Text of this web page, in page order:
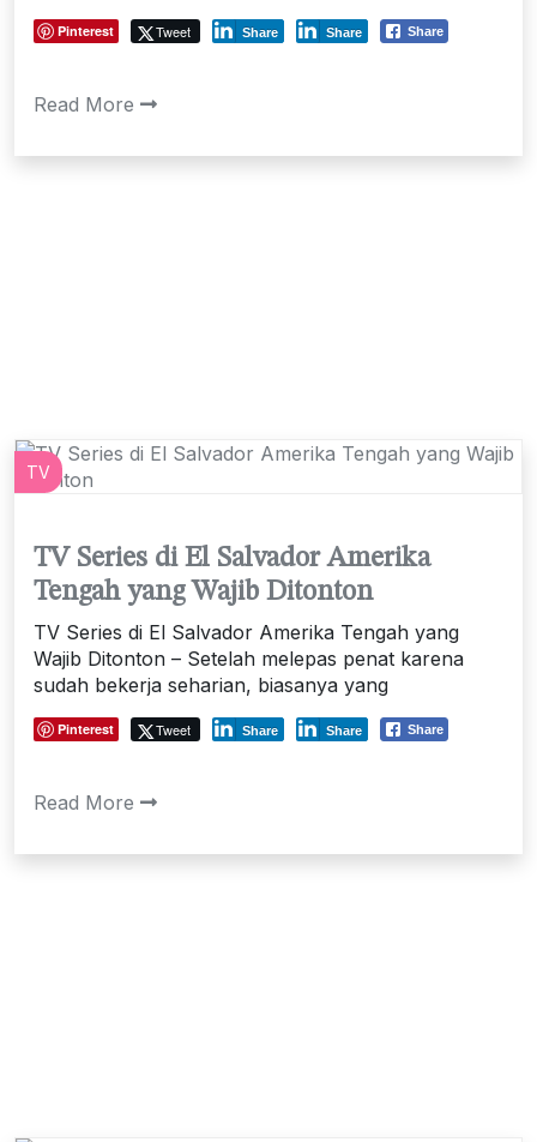
Pinterest Tweet Share Share Share
Read More
TV
TV Series di El Salvador Amerika
Tengah yang Wajib Ditonton
TV Series di El Salvador Amerika Tengah yang
Wajib Ditonton – Setelah melepas penat karena
sudah bekerja seharian, biasanya yang
Pinterest Tweet Share Share Share
Read More